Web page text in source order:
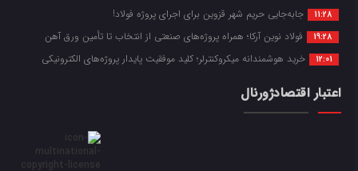
11:28 جابه‌جایی حریم شهر قزوین برای اجرای پروژه فولاد!
19:28 فولاد نوین آرکا؛ همراه پروژه‌های صنعتی از انتخاب تا تأمین ورق آهن
12:01 خرید هوشمندانه میکروکنترلر؛ کلید موفقیت پایدار پروژه‌های الکترونیکی
اعتبار اقتصادژورنال